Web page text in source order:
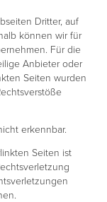
Dritter, auf
können wir für
Für die
Anbieter oder
Seiten wurden
erkennbar.
Seiten ist